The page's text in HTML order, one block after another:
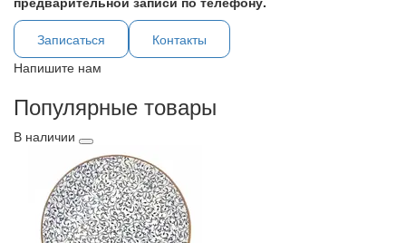
Записаться
Контакты
Напишите нам
Популярные товары
В наличии